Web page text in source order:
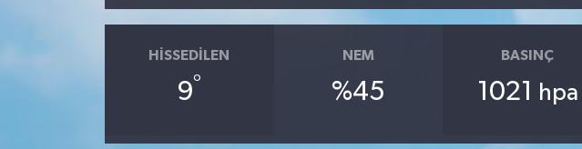
HISSEDILEN
9°
NEM
%45
BASINÇ
1021 hpa